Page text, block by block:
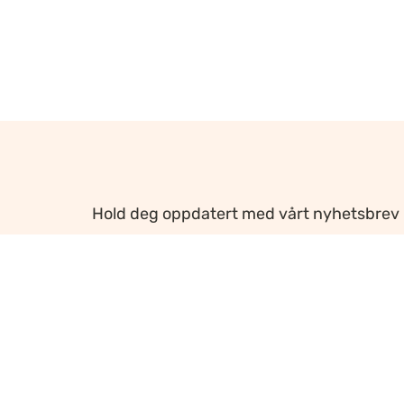
Hold deg oppdatert med vårt nyhetsbrev